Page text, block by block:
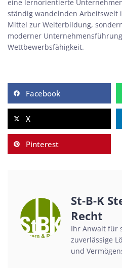
eine lernorientierte
ständig wandelnden Arbeitswelt
Mittel zur Weiterbildung,
moderner
Wettbewerbsfähigkeit.
Facebook
X
Pinterest
St-B-K
Recht
Ihr Anwalt für
zuverlässige
und